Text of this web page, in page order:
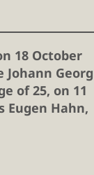
18 October
Johann Georg
of 25, on 11
Eugen Hahn,